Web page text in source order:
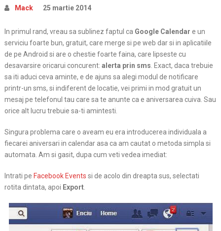
Mack 25 martie 2014
In primul rand, vreau sa sublinez faptul ca Google Calendar e un
serviciu foarte bun, gratuit, care merge si pe web dar si in aplicatiile
de pe Android si are o chestie foarte faina, care lipseste cu
desavarsire oricarui concurent: alerta prin sms . Exact, daca trebuie
sa iti aduci ceva aminte, e de ajuns sa alegi modul de notificare
printr-un sms, si indiferent de locatie, vei primi in mod gratuit un
mesaj pe telefonul tau care sa te anunte ca e aniversarea cuiva. Sau
orice alt lucru trebuie sa-ti amintesti.
Singura problema care o aveam eu era introducerea individuala a
fiecarei aniversari in calendar asa ca am cautat o metoda simpla si
automata. Am si gasit, dupa cum veti vedea imediat:
Intrati pe Facebook Events si de acolo din dreapta sus, selectati
rotita dintata, apoi Export.